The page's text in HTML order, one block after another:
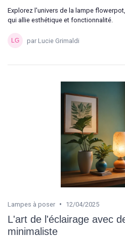
Explorez l'univers de la lampe
qui allie esthétique et fonctionnalité.
par Lucie Grimaldi
Lampes à poser • 12/04/2025
L'art de l'éclairage avec
minimaliste